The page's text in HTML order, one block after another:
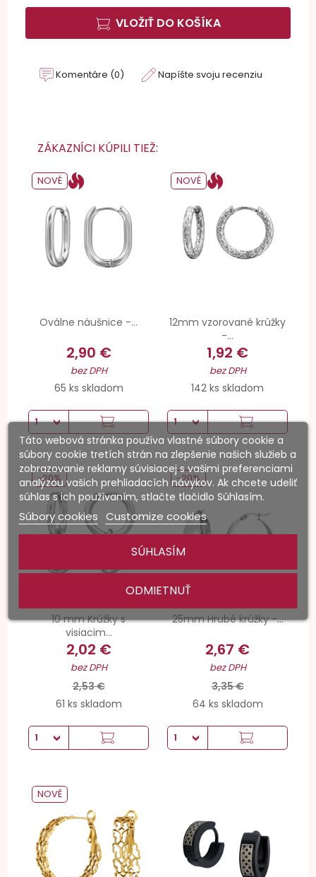
VLOŽIŤ DO KOŠÍKA
Komentáre (0) Napíšte svoju recenziu
ZÁKAZNÍCI KÚPILI TIEŽ:
Oválne náušnice -...
2,90 €
bez DPH
65 ks skladom
NOVÉ
12mm vzorované krúžky
-...
1,92 €
bez DPH
142 ks skladom
NOVÉ
10 mm Krúžky s
visiacim...
2,02 €
bez DPH
2,53 €
61 ks skladom
-20%
25mm Hrubé krúžky -...
2,67 €
bez DPH
3,35 €
64 ks skladom
-20%
NOVÉ
Táto webová stránka používa vlastné súbory cookie a
súbory cookie tretích strán na zlepšenie našich služieb a
zobrazovanie reklamy súvisiacej s vašimi preferenciami
analýzou vašich prehliadacích návykov. Ak chcete udeliť
súhlas s ich používaním, stlačte tlačidlo Súhlasím.
Súbory cookies Customize cookies
ODMIETNUŤ
SÚHLASÍM